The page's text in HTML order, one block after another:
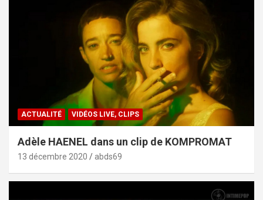
ACTUALITÉ VIDÉOS LIVE, CLIPS
Adèle HAENEL dans un clip de KOMPROMAT
13 décembre 2020 abds69